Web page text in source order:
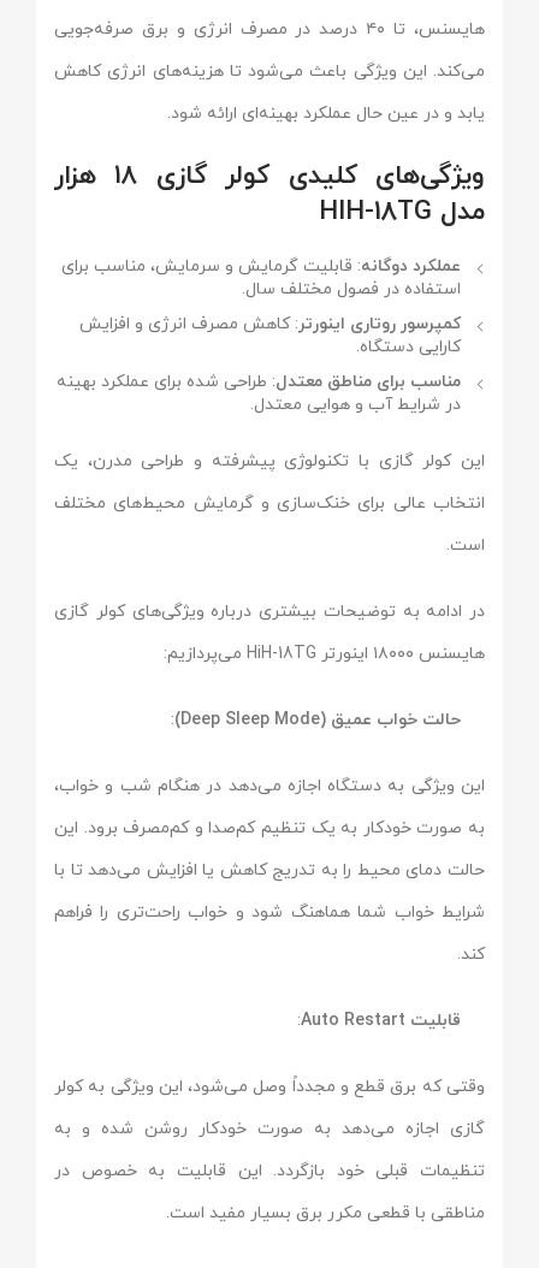
هایسنس، تا ۴۰ درصد در مصرف انرژی و برق صرفه‌جویی
می‌کند. این ویژگی باعث می‌شود تا هزینه‌های انرژی کاهش
یابد و در عین حال عملکرد بهینه‌ای ارائه شود.
ویژگی‌های کلیدی کولر گازی ۱۸ هزار
مدل HIH-18TG
عملکرد دوگانه: قابلیت گرمایش و سرمایش، مناسب برای
استفاده در فصول مختلف سال.
کمپرسور روتاری اینورتر: کاهش مصرف انرژی و افزایش
کارایی دستگاه.
مناسب برای مناطق معتدل: طراحی شده برای عملکرد بهینه
در شرایط آب و هوایی معتدل.
این کولر گازی با تکنولوژی پیشرفته و طراحی مدرن، یک
انتخاب عالی برای خنک‌سازی و گرمایش محیط‌های مختلف
است.
در ادامه به توضیحات بیشتری درباره ویژگی‌های کولر گازی
هایسنس ۱۸۰۰۰ اینورتر HiH-18TG می‌پردازیم:
حالت خواب عمیق (Deep Sleep Mode) :
این ویژگی به دستگاه اجازه می‌دهد در هنگام شب و خواب،
به صورت خودکار به یک تنظیم کم‌صدا و کم‌مصرف برود. این
حالت دمای محیط را به تدریج کاهش یا افزایش می‌دهد تا با
شرایط خواب شما هماهنگ شود و خواب راحت‌تری را فراهم
کند.
قابلیت Auto Restart :
وقتی که برق قطع و مجدداً وصل می‌شود، این ویژگی به کولر
گازی اجازه می‌دهد به صورت خودکار روشن شده و به
تنظیمات قبلی خود بازگردد. این قابلیت به خصوص در
مناطقی با قطعی مکرر برق بسیار مفید است.